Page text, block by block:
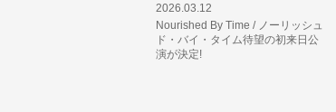
2026.03.12
Nourished By Time / ノーリッシュ
ド・バイ・タイム待望の初来日公
演が決定!